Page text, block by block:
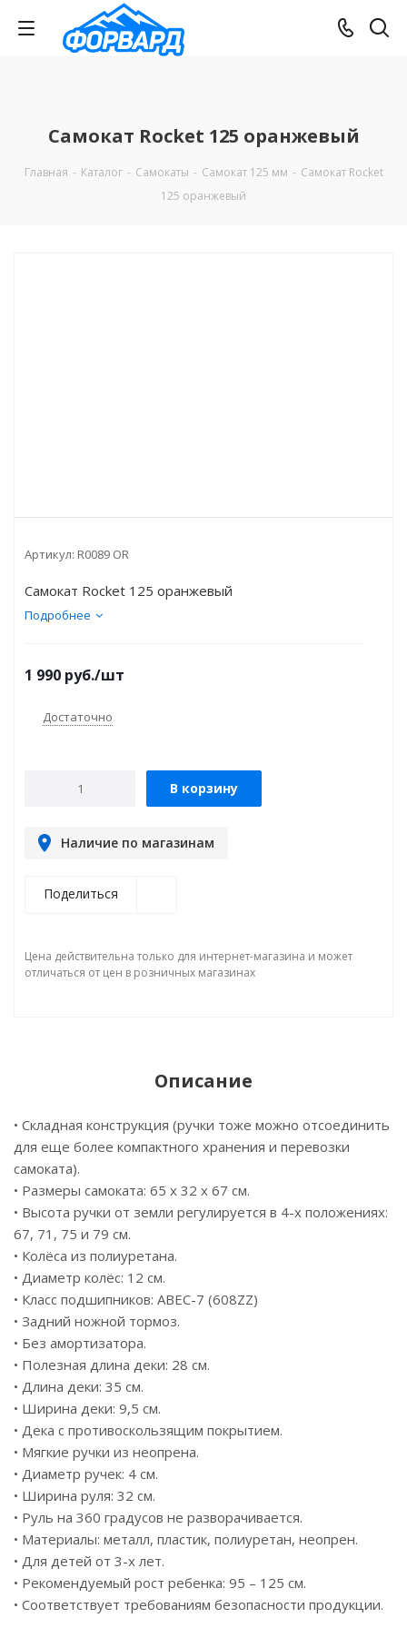
Самокат Rocket 125 оранжевый
Главная - Каталог - Самокаты - Самокат 125 мм - Самокат Rocket
125 оранжевый
Артикул: R0089 OR
Самокат Rocket 125 оранжевый
Подробнее
1 990 руб./шт
Достаточно
В корзину
Наличие по магазинам
Поделиться
Цена действительна только для интернет-магазина и может
отличаться от цен в розничных магазинах
Описание
• Складная конструкция (ручки тоже можно отсоединить
для еще более компактного хранения и перевозки
самоката).
• Размеры самоката: 65 х 32 х 67 см.
• Высота ручки от земли регулируется в 4-х положениях:
67, 71, 75 и 79 см.
• Колёса из полиуретана.
• Диаметр колёс: 12 см.
• Класс подшипников: ABEC-7 (608ZZ)
• Задний ножной тормоз.
• Без амортизатора.
• Полезная длина деки: 28 см.
• Длина деки: 35 см.
• Ширина деки: 9,5 см.
• Дека с противоскользящим покрытием.
• Мягкие ручки из неопрена.
• Диаметр ручек: 4 см.
• Ширина руля: 32 см.
• Руль на 360 градусов не разворачивается.
• Материалы: металл, пластик, полиуретан, неопрен.
• Для детей от 3-х лет.
• Рекомендуемый рост ребенка: 95 – 125 см.
• Соответствует требованиям безопасности продукции.